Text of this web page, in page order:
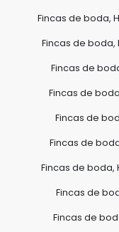
Fincas de boda,
Fincas de boda,
Fincas de
Fincas de
Fincas de
Fincas de
Fincas de boda,
Fincas de
Fincas de